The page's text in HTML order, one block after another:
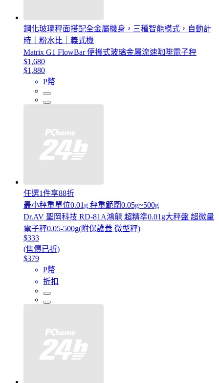
鋼化玻璃秤面搭配全金屬機身，三種智能模式，自動計
時｜粉水比｜義式機
Matrix G1 FlowBar 便攜式玻璃金屬流速咖啡電子秤
$1,680
$1,880
P幣
任選1件享88折
最小秤重單位0.01g 秤重範圍0.05g~500g
Dr.AV 聖岡科技 RD-81A鴻龍 超精準0.01g大秤盤 超微量
電子秤0.05-500g(附保護蓋 微型秤)
$333
(售價已折)
$379
P幣
折扣